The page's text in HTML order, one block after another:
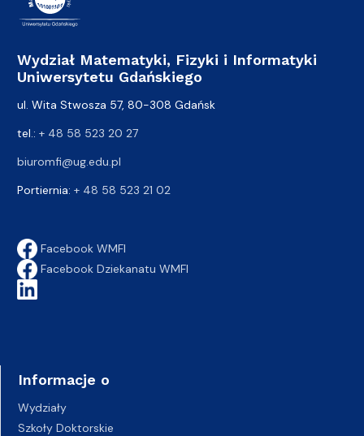
Wydział Matematyki, Fizyki i Informatyki
Uniwersytetu Gdańskiego
ul. Wita Stwosza 57, 80-308 Gdańsk
tel.: + 48 58 523 20 27
biuromfi@ug.edu.pl
Portiernia: + 48 58 523 21 02
Facebook WMFI
Facebook Dziekanatu WMFI
Informacje o
Wydziały
Szkoły Doktorskie